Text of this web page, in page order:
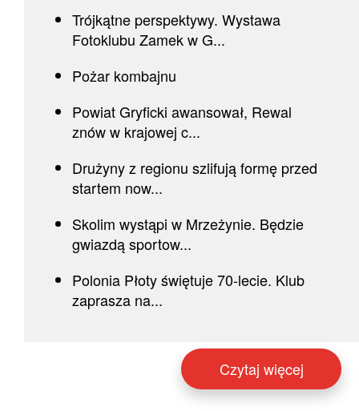
Trójkątne perspektywy. Wystawa
Fotoklubu Zamek w G...
Pożar kombajnu
Powiat Gryficki awansował, Rewal
znów w krajowej c...
Drużyny z regionu szlifują formę przed
startem now...
Skolim wystąpi w Mrzeżynie. Będzie
gwiazdą sportow...
Polonia Płoty świętuje 70-lecie. Klub
zaprasza na...
Czytaj więcej